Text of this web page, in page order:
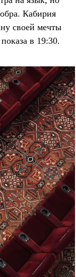
Кабирия
своей мечты
в 19:30.